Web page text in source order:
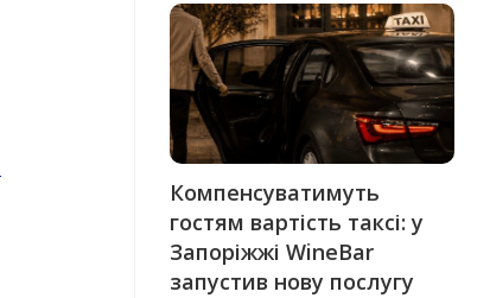
Компенсуватимуть
гостям вартість таксі: у
Запоріжжі WineBar
запустив нову послугу